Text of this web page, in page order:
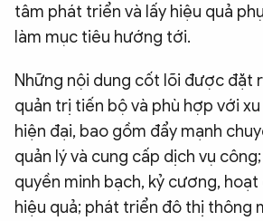
tâm phát triển và lấy hiệu quả
làm mục tiêu hướng tới.
Những nội dung cốt lõi được đặt
quản trị tiến bộ và phù hợp với
hiện đại, bao gồm đẩy mạnh
quản lý và cung cấp dịch vụ
quyền minh bạch, kỷ cương,
hiệu quả; phát triển đô thị thông